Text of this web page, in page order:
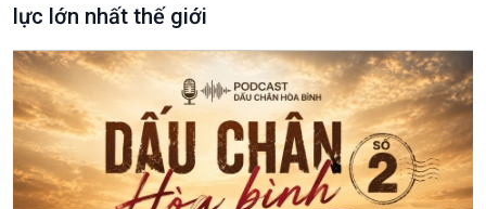
VOV1 đặc biệt
Thanh âm ký sự
lực lớn nhất thế giới